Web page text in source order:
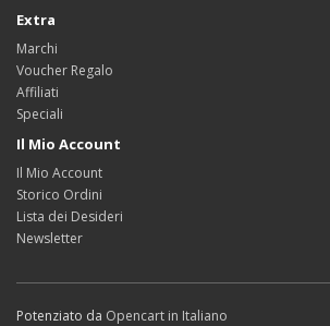
Extra
Marchi
Voucher Regalo
Affiliati
Speciali
Il Mio Account
Il Mio Account
Storico Ordini
Lista dei Desideri
Newsletter
Potenziato da Opencart in Italiano